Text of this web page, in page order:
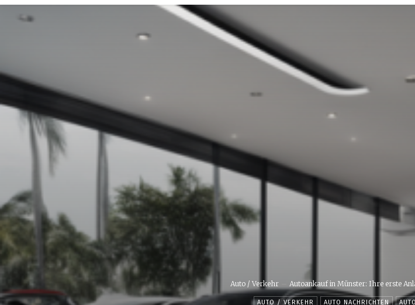
Auto / Verkehr Autoankauf in Münster: Ihre erste
AUTO / VERKEHR AUTO NACHRICHTEN